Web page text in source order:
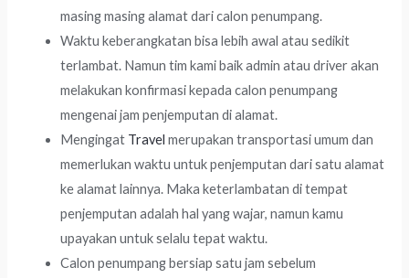
masing masing alamat dari calon penumpang.
Waktu keberangkatan bisa lebih awal atau sedikit
terlambat. Namun tim kami baik admin atau driver akan
melakukan konfirmasi kepada calon penumpang
mengenai jam penjemputan di alamat.
Mengingat Travel merupakan transportasi umum dan
memerlukan waktu untuk penjemputan dari satu alamat
ke alamat lainnya. Maka keterlambatan di tempat
penjemputan adalah hal yang wajar, namun kamu
upayakan untuk selalu tepat waktu.
Calon penumpang bersiap satu jam sebelum